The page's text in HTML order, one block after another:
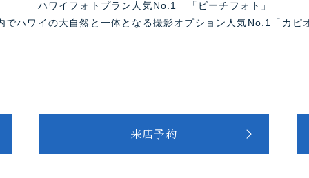
ハワイフォトプラン人気No.1 「ビーチフォト」
でハワイの大自然と一体となる撮影オプション人気No.1「カピ
来店予約